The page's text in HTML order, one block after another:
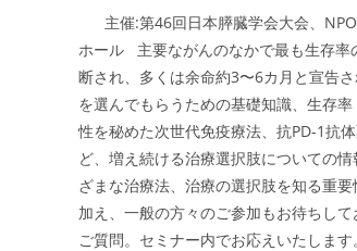
の
必
要
性
に
つ
い
て
主催:第46回日本膵臓学会大会、
ホール 主要ながんのなかで最も生存率
断され、多くは余命約3〜6カ月と宣告
を選んでもらうための基礎知識、生存
性を秘めた次世代免疫療法、抗PD-1抗
ど、増え続ける治療選択肢についての
ざまな治療法、治療の選択肢を知る重
加え、一般の方々のご参加もお待ちし
ご質問。セミナー内でお応えいたしま